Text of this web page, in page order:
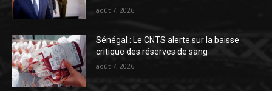
août 7, 2026
Sénégal : Le CNTS alerte sur la baisse
critique des réserves de sang
août 7, 2026